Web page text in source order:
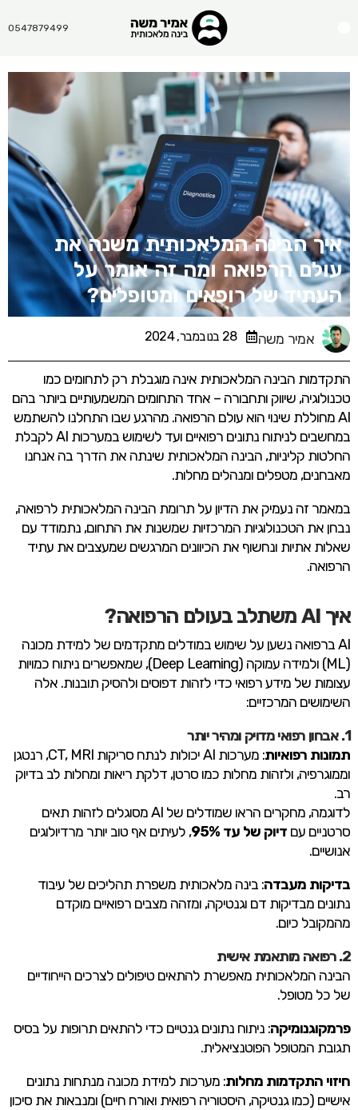
0547879499
איך הבינה המלאכותית משנה את
עולם הרפואה ומה זה אומר על
העתיד של רופאים ומטופלים?
אמיר משה 28 בנובמבר, 2024
התקדמות הבינה המלאכותית אינה מוגבלת רק לתחומים כמו
טכנולוגיה, שיווק ותחבורה – אחד התחומים המשמעותיים ביותר בהם
AI מחוללת שינוי הוא עולם הרפואה. מהרגע שבו התחלנו להשתמש
במחשבים לניתוח נתונים רפואיים ועד לשימוש במערכות AI לקבלת
החלטות קליניות, הבינה המלאכותית שינתה את הדרך בה אנחנו
מאבחנים, מטפלים ומנהלים מחלות.
במאמר זה נעמיק את הדיון על תרומת הבינה המלאכותית לרפואה,
נבחן את הטכנולוגיות המרכזיות שמשנות את התחום, נתמודד עם
שאלות אתיות ונחשוף את הכיוונים המרגשים שמעצבים את עתיד
הרפואה.
איך AI משתלב בעולם הרפואה?
AI ברפואה נשען על שימוש במודלים מתקדמים של למידת מכונה
(ML) ולמידה עמוקה (Deep Learning), שמאפשרים ניתוח כמויות
עצומות של מידע רפואי כדי לזהות דפוסים ולהסיק תובנות. אלה
השימושים המרכזיים:
1. אבחון רפואי מדויק ומהיר יותר
תמונות רפואיות
: מערכות AI יכולות לנתח סריקות CT, MRI, רנטגן
וממוגרפיה, ולזהות מחלות כמו סרטן, דלקת ריאות ומחלות לב בדיוק
רב.
לדוגמה, מחקרים הראו שמודלים של AI מסוגלים לזהות תאים
סרטניים עם דיוק של עד 95%
, לעיתים אף טוב יותר מרדיולוגים
אנושיים.
בדיקות מעבדה: בינה מלאכותית משפרת תהליכים של עיבוד
נתונים מבדיקות דם וגנטיקה, ומזהה מצבים רפואיים מוקדם
מהמקובל כיום.
2. רפואה מותאמת אישית
הבינה המלאכותית מאפשרת להתאים טיפולים לצרכים הייחודיים
של כל מטופל.
פרמקוגנומיקה: ניתוח נתונים גנטיים כדי להתאים תרופות על בסיס
תגובת המטופל הפוטנציאלית.
חיזוי התקדמות מחלות: מערכות למידת מכונה מנתחות נתונים
אישיים (כמו גנטיקה, היסטוריה רפואית ואורח חיים) ומנבאות את סיכון